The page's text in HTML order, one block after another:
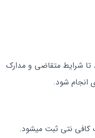
تا شرایط متقاضی و مدارک
انجام شود.
کافی نتی ثبت میشود.